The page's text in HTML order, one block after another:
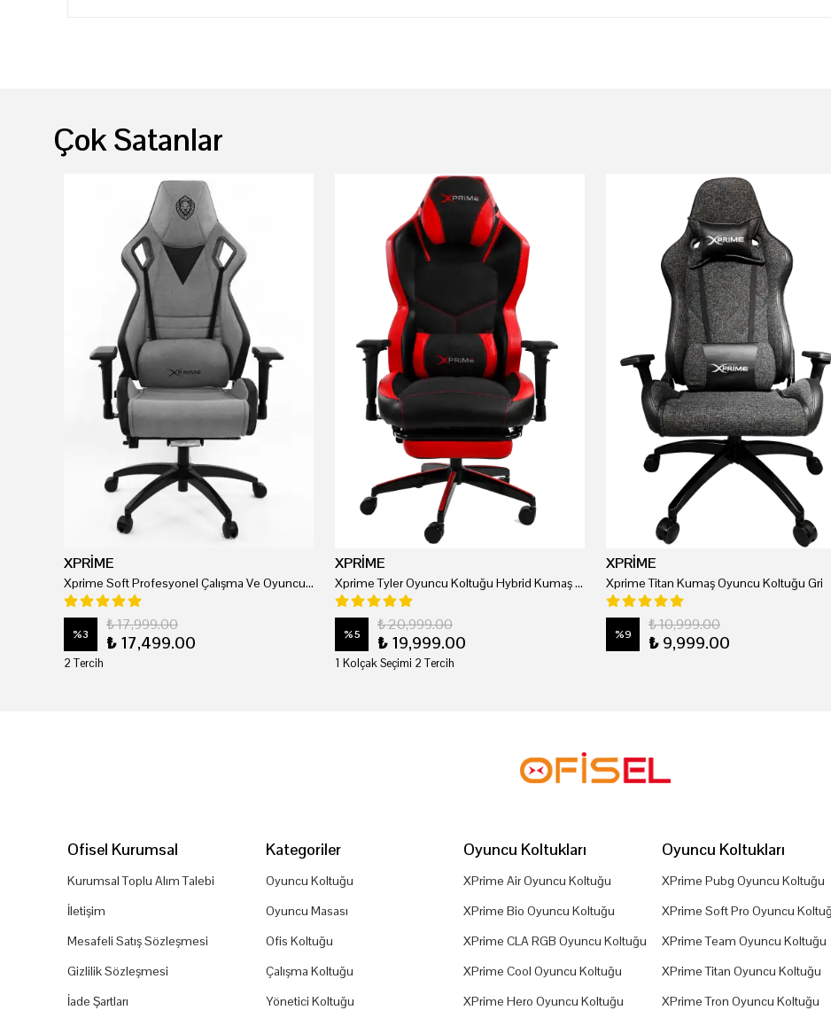
Çok Satanlar
XPRİME
Xprime Soft Profesyonel Çalışma Ve Oyuncu Koltuğu
%3
₺ 17,999.00
₺ 17,499.00
2 Tercih
XPRİME
Xprime Tyler Oyuncu Koltuğu Hybrid Kumaş Kırmızı
%5
₺ 20,999.00
₺ 19,999.00
1 Kolçak Seçimi 2 Tercih
XPRİME
Xprime Titan Kumaş Oyuncu Koltuğu Gri
%9
₺ 10,999.00
₺ 9,999.00
Ofisel Kurumsal
Kurumsal Toplu Alım Talebi
İletişim
Mesafeli Satış Sözleşmesi
Gizlilik Sözleşmesi
İade Şartları
Kategoriler
Oyuncu Koltuğu
Oyuncu Masası
Ofis Koltuğu
Çalışma Koltuğu
Yönetici Koltuğu
Oyuncu Koltukları
XPrime Air Oyuncu Koltuğu
XPrime Bio Oyuncu Koltuğu
XPrime CLA RGB Oyuncu Koltuğu
XPrime Cool Oyuncu Koltuğu
XPrime Hero Oyuncu Koltuğu
Oyuncu Koltukları
XPrime Pubg Oyuncu Koltuğu
XPrime Soft Pro Oyuncu
XPrime Team Oyuncu Koltuğu
XPrime Titan Oyuncu Koltuğu
XPrime Tron Oyuncu Koltuğu